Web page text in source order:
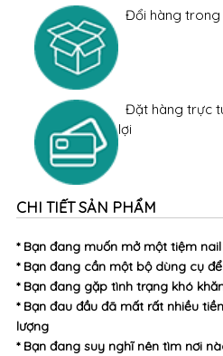
Đổi hàng trong
Đặt hàng trực
lợi
CHI TIẾT SẢN PHẨM
* Bạn đang muốn mở một tiệm
* Bạn đang cần một bộ dùng cụ
* Bạn đang gặp tình trạng khó
* Bạn đau đầu đã mất rất nhiều
lượng
* Bạn đang suy nghĩ nên tìm nơi